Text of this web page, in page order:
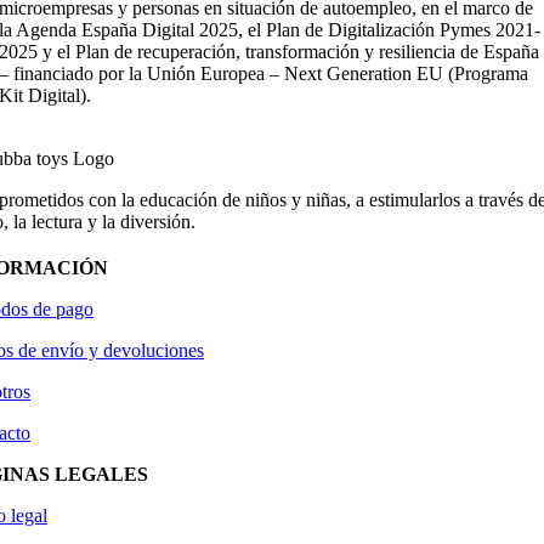
microempresas y personas en situación de autoempleo, en el marco de
la Agenda España Digital 2025, el Plan de Digitalización Pymes 2021-
2025 y el Plan de recuperación, transformación y resiliencia de España
– financiado por la Unión Europea – Next Generation EU (Programa
Kit Digital).
con la educación de niños y niñas, a estimularlos a través
la lectura y la diversión.
de pago
de envío y devoluciones
LEGALES
legal